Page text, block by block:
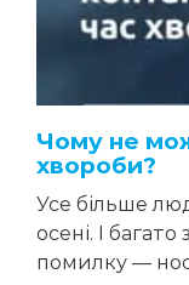
Чому не
хвороби?
Усе більше
осені. І
помилку —